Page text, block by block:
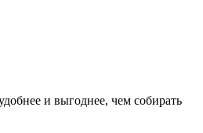
и выгоднее, чем собирать